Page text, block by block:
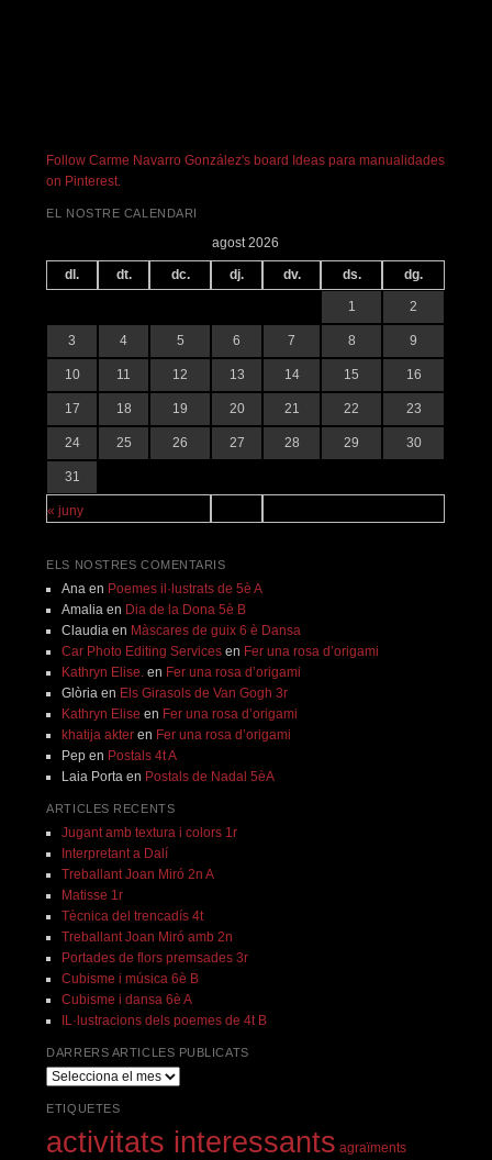
Follow Carme Navarro González's board Ideas para manualidades
on Pinterest.
EL NOSTRE CALENDARI
agost 2026
dl. dt. dc. dj. dv. ds. dg.
« juny
1 2
3 4 5 6 7 8 9
10 11 12 13 14 15 16
17 18 19 20 21 22 23
24 25 26 27 28 29 30
31
ELS NOSTRES COMENTARIS
Anaen Poemes il·lustrats de 5è A
Amaliaen Dia de la Dona 5è B
Claudiaen Màscares de guix 6 è Dansa
Car Photo Editing Servicesen Fer una rosa d’origami
Kathryn Elise.en Fer una rosa d’origami
Glòriaen Els Girasols de Van Gogh 3r
Kathryn Elise en Fer una rosa d’origami
khatija akteren Fer una rosa d’origami
Pepen Postals 4t A
Laia Portaen Postals de Nadal 5èA
ARTICLES RECENTS
Jugant amb textura i colors 1r
Interpretant a Dalí
Treballant Joan Miró 2n A
Matisse 1r
Tècnica del trencadís 4t
Treballant Joan Miró amb 2n
Portades de flors premsades 3r
Cubisme i música 6è B
Cubisme i dansa 6è A
IL·lustracions dels poemes de 4t B
DARRERS ARTICLES PUBLICATS
darrers
publicats
ETIQUETES
activitats interessants agraïments